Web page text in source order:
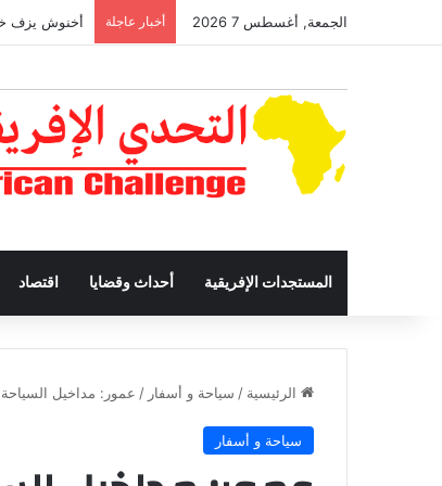
الجمعة, أغسطس 7 2026 أخبار عاجلة أخنوش يزف
المستجدات الإفريقية أحداث وقضايا اقتصاد
الرئيسية / سياحة و أسفار / عمور: مداخيل السياحة ستتجاوز عتبة
سياحة و أسفار